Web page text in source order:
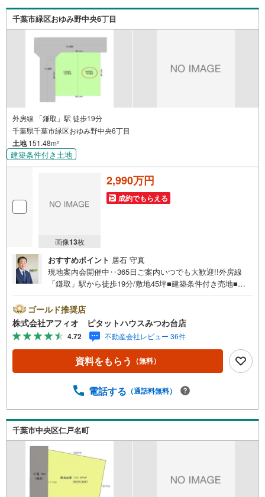
千葉市緑区おゆみ野中央6丁目
外房線 「鎌取」駅 徒歩19分
千葉県千葉市緑区おゆみ野中央6丁目
土地151.48m2
建築条件付き土地
画像13枚
2,990万円
成約でもらえる
おすすめポイント 居石 守真
現地案内会開催中‥365日ご案内いつでも大歓迎!!外房線
「鎌取」駅から徒歩19分/敷地45坪■建築条件付き売地■フ
すい環境■ホタルのいる泉谷公園まで徒歩5分お客様の笑顔
のために。千葉県の不動産のことなら株式会社アフィオに
お任せください。お客様の一生の宝物になるお家探しの、
心強いパートナーになれるよう全力でサポート致します。
ご見学やご相談には迅速にご対応致します。お気軽にお問
合せ下さいませ。‥幣社HPリニューアル‥・豊富な物件数
秘密厳守でスピーディーに対応。‥株式会社アフィオで今
ゴールド推奨店
株式会社アフィオ ピタットハウスみつわ台店
4.72 不動産会社レビュー 36件
資料をもらう （無料）
電話する （通話料無料）
千葉市中央区仁戸名町